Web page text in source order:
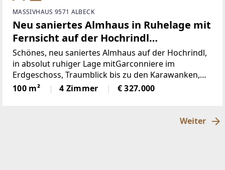
MASSIVHAUS 9571 ALBECK
Neu saniertes Almhaus in Ruhelage mit
Fernsicht auf der Hochrindl
(Provisionsfrei)
Schönes, neu saniertes Almhaus auf der Hochrindl,
in absolut ruhiger Lage mitGarconniere im
Erdgeschoss, Traumblick bis zu den Karawanken,
Sonnenlage, hierscheint den ganzen Tag die Sonne,
über der Nebelgrenze, in 1600m Seehöhegelegen,
100 m² 4 Zimmer € 327.000
Weiter